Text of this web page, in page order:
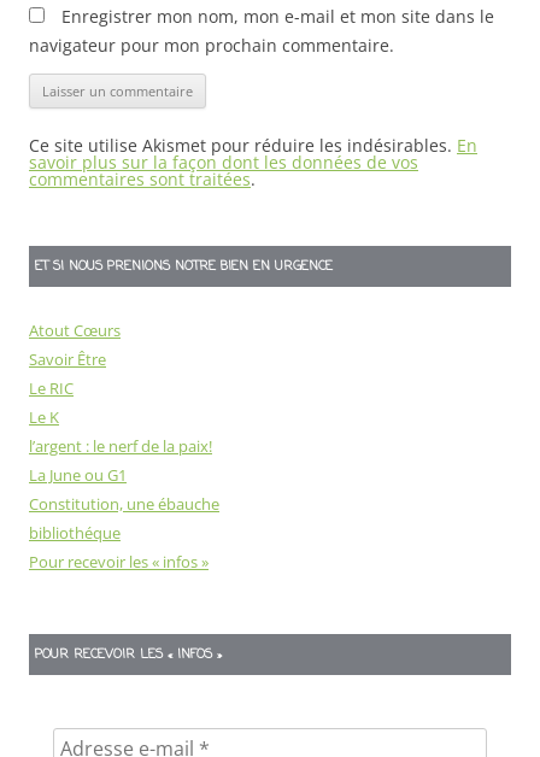
Enregistrer mon nom, mon e-mail et mon site dans le
navigateur pour mon prochain commentaire.
Ce site utilise Akismet pour réduire les indésirables. En
savoir plus sur la façon dont les données de vos
commentaires sont traitées.
ET SI NOUS PRENIONS NOTRE BIEN EN URGENCE
Atout Cœurs
Savoir Être
Le RIC
Le K
l’argent : le nerf de la paix!
La June ou G1
Constitution, une ébauche
bibliothéque
Pour recevoir les « infos »
POUR RECEVOIR LES « INFOS »